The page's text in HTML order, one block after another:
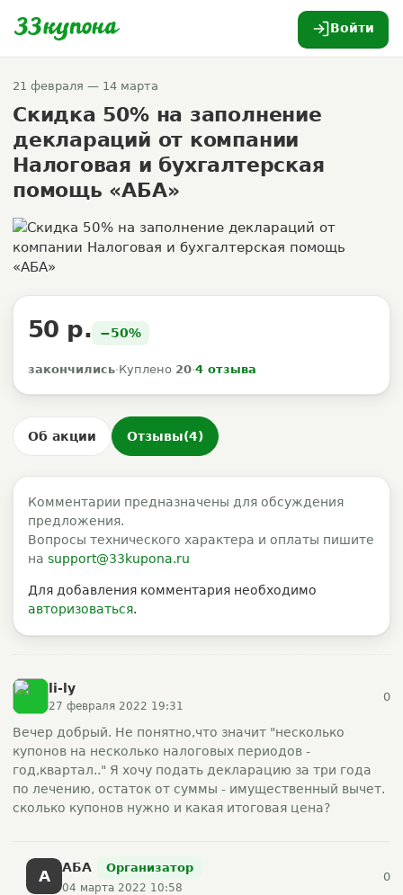
Войти
21 февраля — 14 марта
Скидка 50% на заполнение
деклараций от компании
Налоговая и бухгалтерская
помощь «АБА»
50 р. −50%
закончились·Куплено 20·4 отзыва
Об акции Отзывы(4)
Комментарии предназначены для обсуждения
предложения.
Вопросы технического характера и оплаты пишите
на support@33kupona.ru
Для добавления комментария необходимо
авторизоваться.
li-ly
27 февраля 2022 19:31
0
Вечер добрый. Не понятно,что значит "несколько
купонов на несколько налоговых периодов -
год,квартал.." Я хочу подать декларацию за три года
по лечению, остаток от суммы - имущественный вычет.
сколько купонов нужно и какая итоговая цена?
А АБА Организатор
04 марта 2022 10:58
0